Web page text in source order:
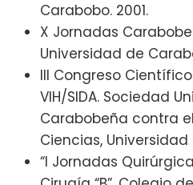
Carabobo. 2001.
X Jornadas
Universidad de
III Congreso
VIH/SIDA. Sociedad
Carabobeña contra
Ciencias, Universidad
“I Jornadas